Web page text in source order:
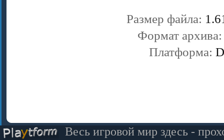
Размер файла:
Формат
Платформа:
Весь игровой мир здесь -